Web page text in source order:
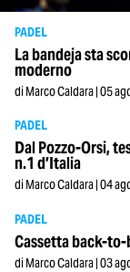
PADEL
La bandeja sta
moderno
di Marco Caldara | 05
PADEL
Dal Pozzo-Orsi,
n.1 d’Italia
di Marco Caldara | 04
PADEL
Cassetta back-to-
di Marco Caldara | 03